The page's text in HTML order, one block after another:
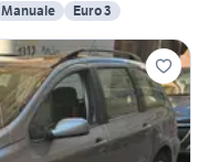
Manuale Euro 3